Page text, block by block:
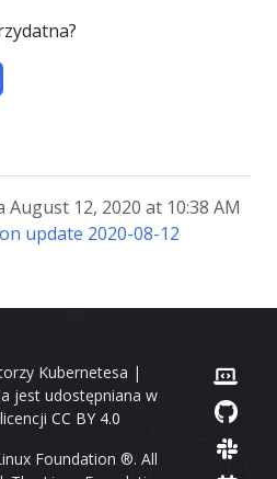
12, 2020 at 10:38 AM
update 2020-08-12
Kubernetesa |
jest udostępniana w
CC BY 4.0
Foundation ®. All